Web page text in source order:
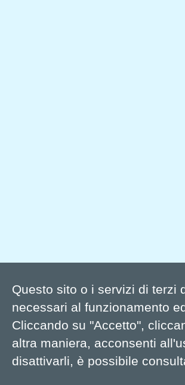
Questo sito o i servizi di terzi
necessari al funzionamento
Cliccando su "Accetto",
altra maniera, acconsenti
disattivarli, è possibile